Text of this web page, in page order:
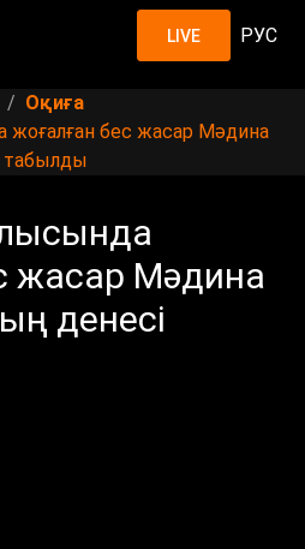
LIVE РУС
Оқиға
жоғалған бес жасар Мәдина
табылды
жасар Мәдина
денесі